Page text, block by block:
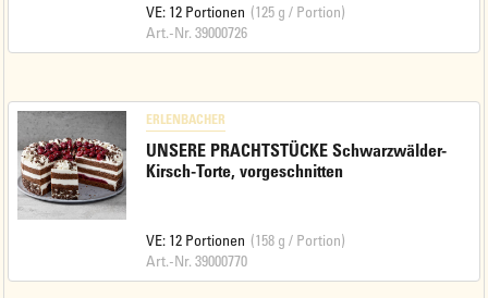
VE: 12 Portionen (125 g / Portion)
Art.-Nr. 39000726
ERLENBACHER
UNSERE PRACHTSTÜCKE Schwarzwälder-
Kirsch-Torte, vorgeschnitten
VE: 12 Portionen (158 g / Portion)
Art.-Nr. 39000770